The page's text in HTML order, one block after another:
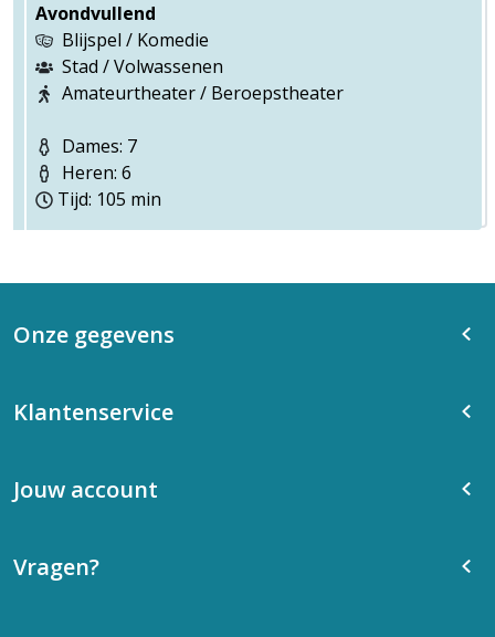
Avondvullend
Blijspel / Komedie
Stad / Volwassenen
Amateurtheater / Beroepstheater
Dames: 7
Heren: 6
Tijd: 105 min
Onze gegevens
Klantenservice
Jouw account
Vragen?